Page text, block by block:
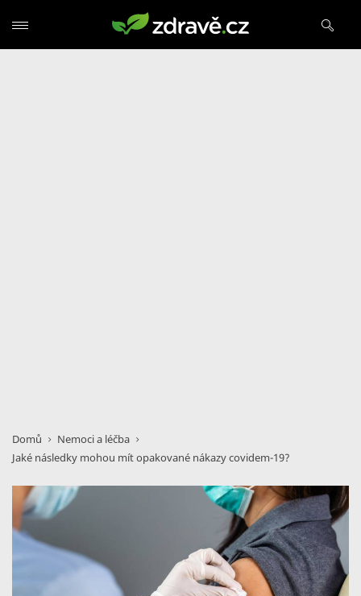
Domů
Nemoci a léčba
Jaké následky mohou mít opakované nákazy covidem-19?